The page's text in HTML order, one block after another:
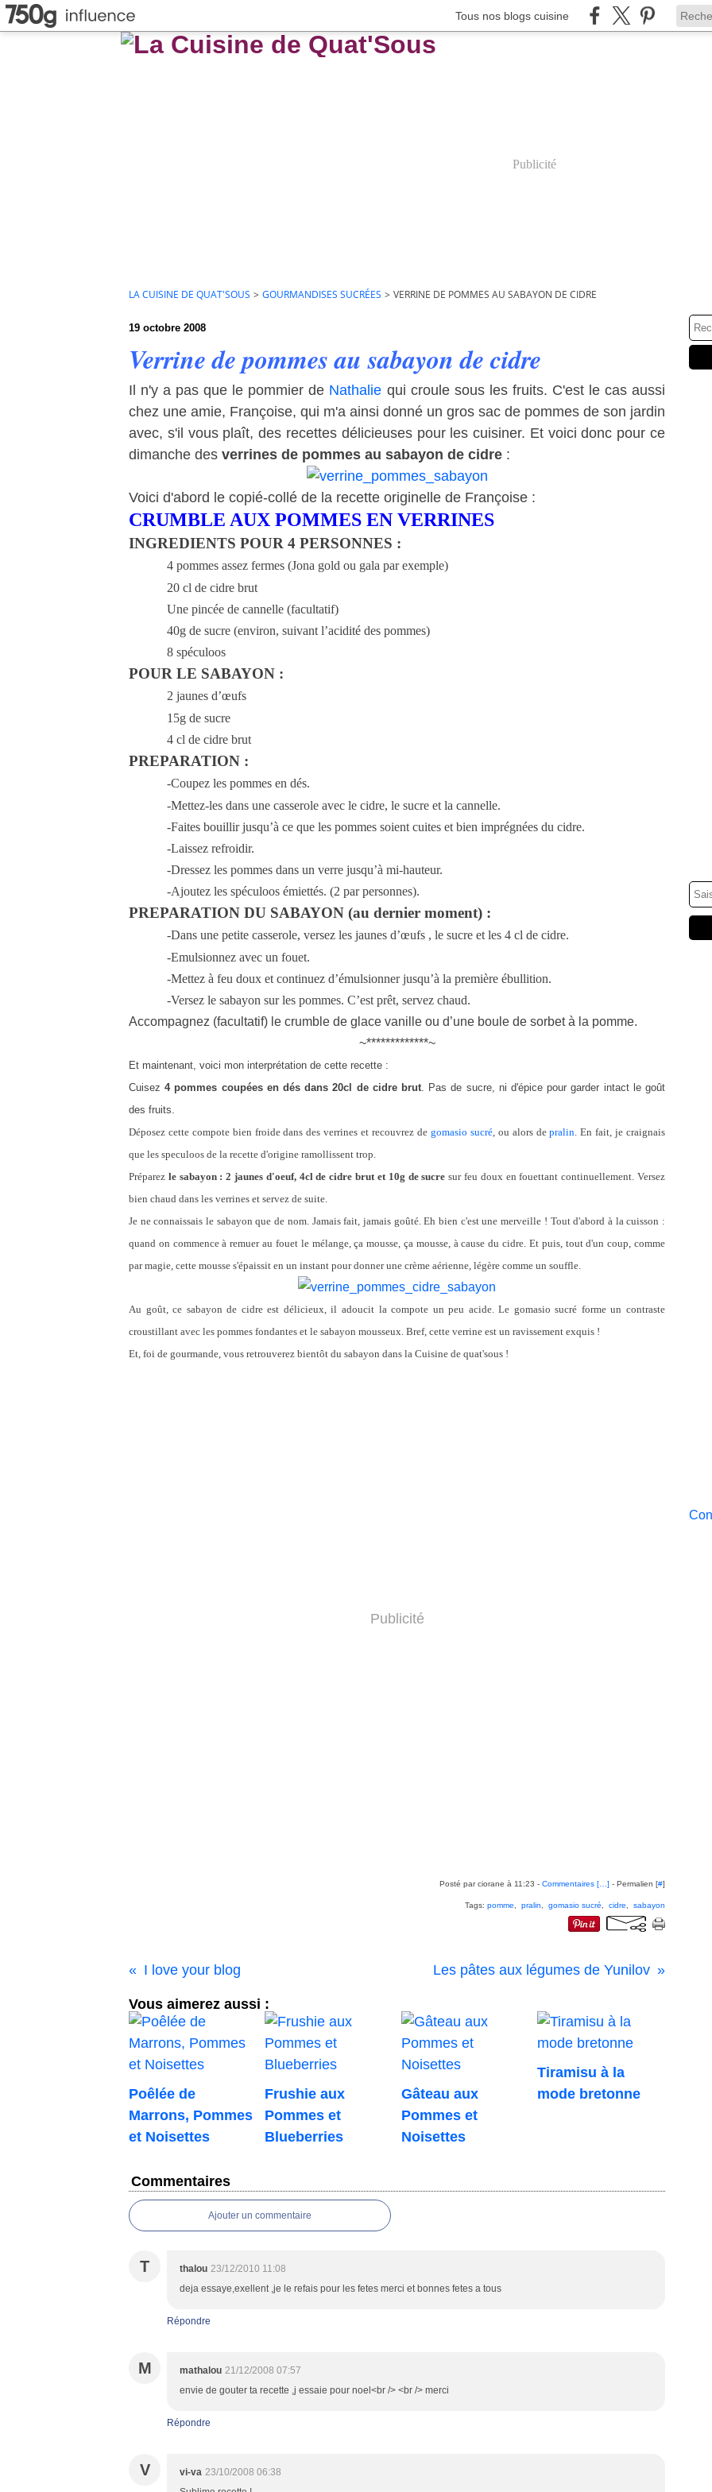
Tous nos blogs cuisine
Publicité
LA CUISINE DE QUAT'SOUS > GOURMANDISES SUCRÉES > VERRINE DE POMMES AU SABAYON DE CIDRE
19 octobre 2008
Verrine de pommes au sabayon de cidre
Il n'y a pas que le pommier de Nathalie qui croule sous les fruits. C'est le cas aussi
chez une amie, Françoise, qui m'a ainsi donné un gros sac de pommes de son jardin
avec, s'il vous plaît, des recettes délicieuses pour les cuisiner. Et voici donc pour ce
dimanche des verrines de pommes au sabayon de cidre :
Voici d'abord le copié-collé de la recette originelle de Françoise :
CRUMBLE AUX POMMES EN VERRINES
INGREDIENTS POUR 4 PERSONNES :
4 pommes assez fermes (Jona gold ou gala par exemple)
20 cl de cidre brut
Une pincée de cannelle (facultatif)
40g de sucre (environ, suivant l’acidité des pommes)
8 spéculoos
POUR LE SABAYON :
2 jaunes d’œufs
15g de sucre
4 cl de cidre brut
PREPARATION :
-Coupez les pommes en dés.
-Mettez-les dans une casserole avec le cidre, le sucre et la cannelle.
-Faites bouillir jusqu’à ce que les pommes soient cuites et bien imprégnées du cidre.
-Laissez refroidir.
-Dressez les pommes dans un verre jusqu’à mi-hauteur.
-Ajoutez les spéculoos émiettés. (2 par personnes).
PREPARATION DU SABAYON (au dernier moment) :
-Dans une petite casserole, versez les jaunes d’œufs , le sucre et les 4 cl de cidre.
-Emulsionnez avec un fouet.
-Mettez à feu doux et continuez d’émulsionner jusqu’à la première ébullition.
-Versez le sabayon sur les pommes. C’est prêt, servez chaud.
Accompagnez (facultatif) le crumble de glace vanille ou d’une boule de sorbet à la pomme.
~*************~
Et maintenant, voici mon interprétation de cette recette :
Cuisez4 pommes coupées en dés dans 20cl de cidre brut. Pas de sucre, ni d'épice pour garder intact le goût
des fruits.
Déposez cette compote bien froide dans des verrines et recouvrez de gomasio sucré, ou alors depralin. En fait, je craignais
que les speculoos de la recette d'origine ramollissent trop.
Préparez le sabayon : 2 jaunes d'oeuf, 4cl de cidre brut et 10g de sucre sur feu doux en fouettant continuellement. Versez
bien chaud dans les verrines et servez de suite.
Je ne connaissais le sabayon que de nom. Jamais fait, jamais goûté. Eh bien c'est une merveille ! Tout d'abord à la cuisson :
quand on commence à remuer au fouet le mélange, ça mousse, ça mousse, à cause du cidre. Et puis, tout d'un coup, comme
par magie, cette mousse s'épaissit en un instant pour donner une crème aérienne, légère comme un souffle.
Au goût, ce sabayon de cidre est délicieux, il adoucit la compote un peu acide. Le gomasio sucré forme un contraste
croustillant avec les pommes fondantes et le sabayon mousseux. Bref, cette verrine est un ravissement exquis !
Et, foi de gourmande, vous retrouverez bientôt du sabayon dans la Cuisine de quat'sous !
Publicité
Posté par ciorane à 11:23 - Commentaires [ ] - Permalien [#]
Tags: pomme pralin gomasio sucré cidre sabayon
I love your blog Les pâtes aux légumes de Yunilov
Vous aimerez aussi :
Poêlée de
Marrons, Pommes
et Noisettes
Frushie aux
Pommes et
Blueberries
Gâteau aux
Pommes et
Noisettes
Tiramisu à la
mode bretonne
Commentaires
Ajouter un commentaire
T thalou 23/12/2010 11:08
deja essaye,exellent ,je le refais pour les fetes merci et bonnes fetes a tous
Répondre
M mathalou 21/12/2008 07:57
envie de gouter ta recette ,j essaie pour noel<br /> <br /> merci
Répondre
V vi-va 23/10/2008 06:38